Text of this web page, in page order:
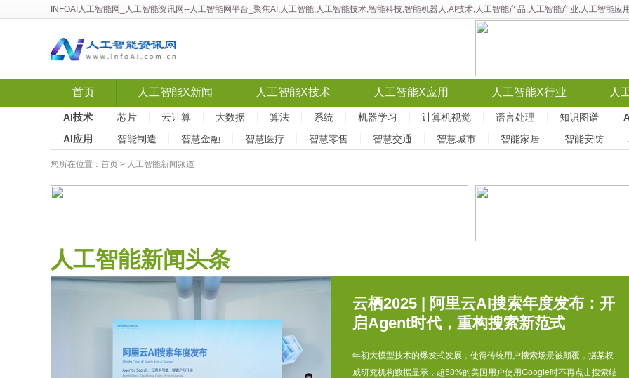
INFOAI人工智能网 人工智能资讯网--人工智能网平台_聚焦AI,人工智能,人工智能技术,智能科技,智能机器人,AI技术,人工智能产品,人工智能产业,人工智能应
首页 人工智能X新闻 人工智能X技术 人工智能X应用 人工智能X行业 人
AI技术 芯片 云计算 大数据 算法 系统 机器学习 计算机视觉 语言处理 知识图谱
AI应用
智能制造 智慧金融 智慧医疗 智慧零售 智慧交通 智慧城市 智能家居 智能安防
您所在位置： 首页 > 人工智能新闻频道
人工智能新闻头条
云栖2025 | 阿里云AI搜索年度发布：开
启Agent时代，重构搜索新范式
年初大模型技术的爆发式发展，使得传统用户搜索场景被颠覆，据某权
威研究机构数据显示，超58%的美国用户使用Google时不再点击搜索结